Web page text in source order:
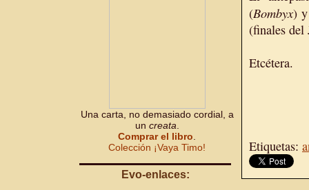
Una carta, no demasiado cordial, a
un creata
Comprar el libro
Colección ¡Vaya Timo!
Evo-enlaces:
(Bombyx)
(finales del
Etcétera.
Etiquetas: